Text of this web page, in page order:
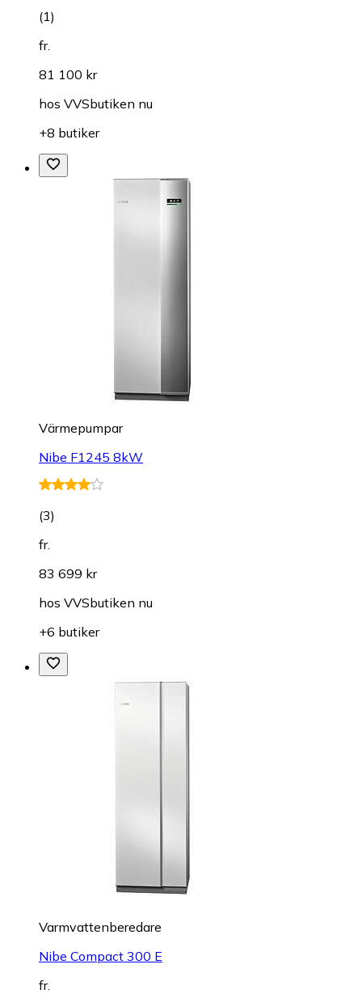
(1)
fr.
81 100 kr
hos VVSbutiken nu
+8 butiker
Värmepumpar
Nibe F1245 8kW
(3)
fr.
83 699 kr
hos VVSbutiken nu
+6 butiker
Varmvattenberedare
Nibe Compact 300 E
fr.